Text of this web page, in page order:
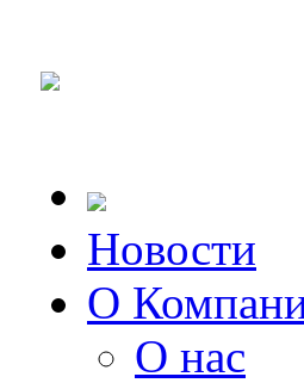
Новости
О
О нас